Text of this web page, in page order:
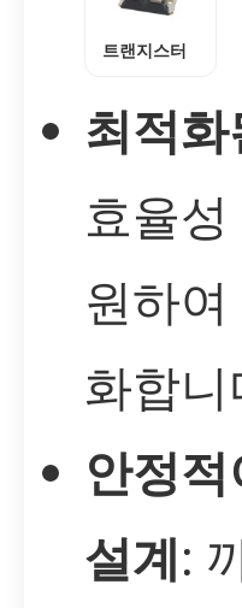
트랜지스터
최적
효율
원하
화합니
안정
설계: